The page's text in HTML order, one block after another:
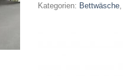
Kategorien: Bettwäsche